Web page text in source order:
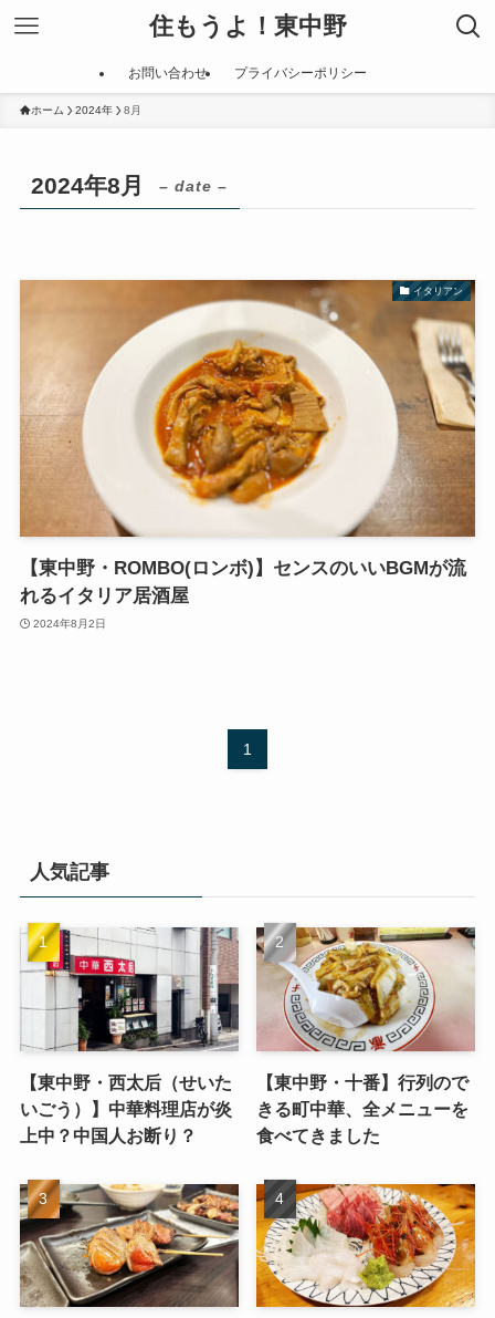
住もうよ！東中野
お問い合わせ プライバシーポリシー
ホーム 2024年 8月
2024年8月 – date –
イタリアン
【東中野・ROMBO(ロンボ)】センスのいいBGMが流
れるイタリア居酒屋
2024年8月2日
1
人気記事
【東中野・西太后（せいた
いごう）】中華料理店が炎
上中？中国人お断り？
【東中野・十番】行列ので
きる町中華、全メニューを
食べてきました